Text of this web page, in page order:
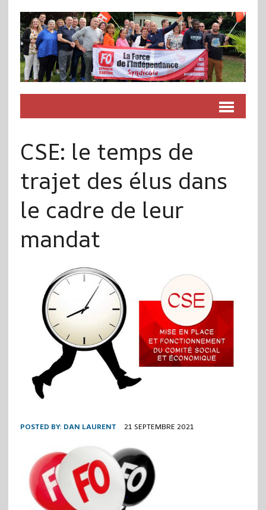
CSE: le temps de
trajet des élus dans
le cadre de leur
mandat
POSTED BY: DAN LAURENT 21 SEPTEMBRE 2021